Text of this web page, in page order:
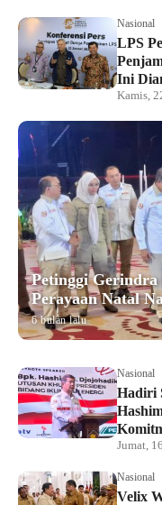
Nasional
LPS
Ini
Kamis,
Petinggi
Perayaan Natal
6 bulan lalu
Nasional
Hadiri
Jumat,
Nasional
Velix